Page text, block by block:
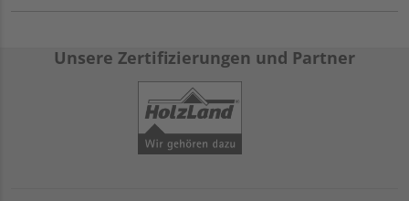
Unsere Zertifizierungen und Partner